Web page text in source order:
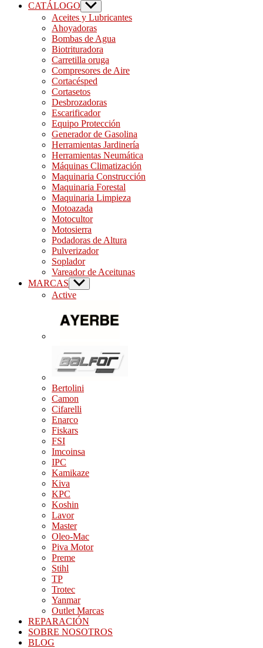
CATÁLOGO Show
sub
menu
Aceites y Lubricantes
Ahoyadoras
Bombas de Agua
Biotrituradora
Carretilla oruga
Compresores de Aire
Cortacésped
Cortasetos
Desbrozadoras
Escarificador
Equipo Protección
Generador de Gasolina
Herramientas Jardinería
Herramientas Neumática
Máquinas Climatización
Maquinaria Construcción
Maquinaria Forestal
Maquinaria Limpieza
Motoazada
Motocultor
Motosierra
Podadoras de Altura
Pulverizador
Soplador
Vareador de Aceitunas
MARCAS Show
sub
menu
Active
Bertolini
Camon
Cifarelli
Enarco
Fiskars
FSI
Imcoinsa
IPC
Kamikaze
Kiva
KPC
Koshin
Lavor
Master
Oleo-Mac
Piva Motor
Preme
Stihl
TP
Trotec
Yanmar
Outlet Marcas
REPARACIÓN
SOBRE NOSOTROS
BLOG